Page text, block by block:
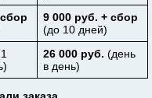
9 000 руб. + сбор
(до 10 дней)
26 000 руб. (день
в день)
заказа